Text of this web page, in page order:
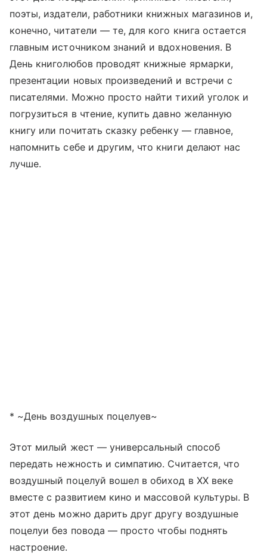
поэты, издатели, работники книжных магазинов и,
конечно, читатели — те, для кого книга остается
главным источником знаний и вдохновения. В
День книголюбов проводят книжные ярмарки,
презентации новых произведений и встречи с
писателями. Можно просто найти тихий уголок и
погрузиться в чтение, купить давно желанную
книгу или почитать сказку ребенку — главное,
напомнить себе и другим, что книги делают нас
лучше.
* ~День воздушных поцелуев~
Этот милый жест — универсальный способ
передать нежность и симпатию. Считается, что
воздушный поцелуй вошел в обиход в XX веке
вместе с развитием кино и массовой культуры. В
этот день можно дарить друг другу воздушные
поцелуи без повода — просто чтобы поднять
настроение.